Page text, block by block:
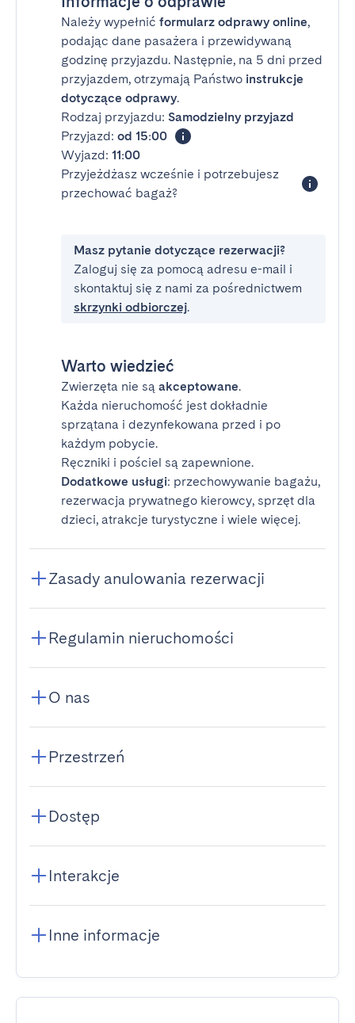
Należy wypełnić formularz odprawy online,
podając dane pasażera i przewidywaną
godzinę przyjazdu. Następnie, na 5 dni przed
przyjazdem, otrzymają Państwo instrukcje
dotyczące odprawy.
Rodzaj przyjazdu: Samodzielny przyjazd
Przyjazd: od 15:00
Wyjazd: 11:00
Przyjeżdżasz wcześnie i potrzebujesz
przechować bagaż?
Masz pytanie dotyczące rezerwacji?
Zaloguj się za pomocą adresu e-mail i
skontaktuj się z nami za pośrednictwem
skrzynki odbiorczej.
Warto wiedzieć
Zwierzęta nie są akceptowane.
Każda nieruchomość jest dokładnie
sprzątana i dezynfekowana przed i po
każdym pobycie.
Ręczniki i pościel są zapewnione.
Dodatkowe usługi: przechowywanie bagażu,
rezerwacja prywatnego kierowcy, sprzęt dla
dzieci, atrakcje turystyczne i wiele więcej.
Zasady anulowania rezerwacji
Regulamin nieruchomości
O nas
Przestrzeń
Dostęp
Interakcje
Inne informacje